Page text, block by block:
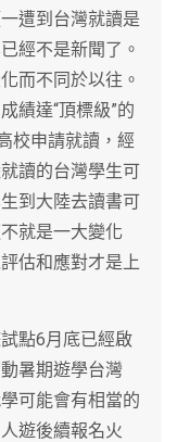
遭到台灣就讀是
經不是新聞了。
而不同於以往。
績達“頂標級”的
校申請就讀，經
讀的台灣學生可
到大陸去讀書可
就是一大變化
估和應對才是上
點6月底已經啟
暑期遊學台灣
可能會有相當的
遊後續報名火